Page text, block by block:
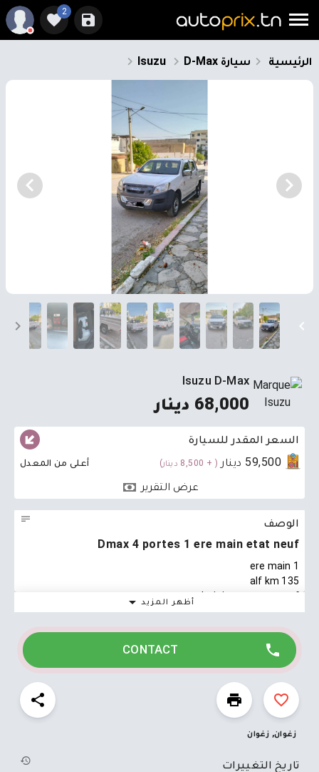
2
الرئيسية سيارة Isuzu D-Max
Isuzu D-Max
68,000 دينار
السعر المقدر للسيارة
59,500 دينار
( + 8,500 دينار) أعلى من المعدل
عرض التقرير
الوصف
Dmax 4 portes 1 ere main etat neuf
1 ere main
135 alf km
etat dorigine comme neuf
disponible a zaghouan
أظهر المزيد
CONTACT
زغوان, زغوان
تاريخ التغييرات